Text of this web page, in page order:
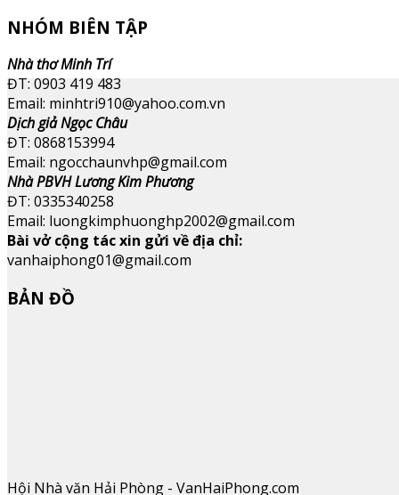
NHÓM BIÊN TẬP
Nhà thơ Minh Trí
ĐT: 0903 419 483
Email: minhtri910@yahoo.com.vn
Dịch giả Ngọc Châu
ĐT: 0868153994
Email: ngocchaunvhp@gmail.com
Nhà PBVH Lương Kim Phương
ĐT: 0335340258
Email: luongkimphuonghp2002@gmail.com
Bài vở cộng tác xin gửi về địa chỉ:
vanhaiphong01@gmail.com
BẢN ĐỒ
Hội Nhà văn Hải Phòng - VanHaiPhong.com